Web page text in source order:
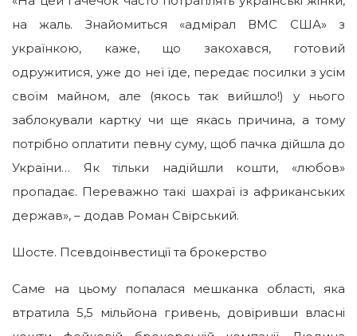
на жаль. Знайомиться «адмірал ВМС США» з
українкою, каже, що закохався, готовий
одружитися, уже до неї їде, передає посилки з усім
своїм майном, але (якось так вийшло!) у нього
заблокували картку чи ще якась причина, а тому
потрібно оплатити певну суму, щоб пачка дійшла до
України… Як тільки надійшли кошти, «любов»
пропадає. Переважно такі шахраї із африканських
держав», – додав Роман Свірський.
Шосте. Псевдоінвестиції та брокерство
Саме на цьому попалася мешканка області, яка
втратила 5,5 мільйона гривень, довіривши власні